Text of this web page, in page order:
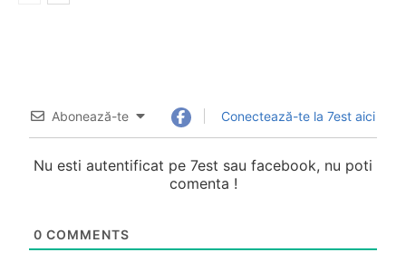
Abonează-te Conectează-te la 7est aici
Nu esti autentificat pe 7est sau facebook, nu poti
comenta !
0 COMMENTS